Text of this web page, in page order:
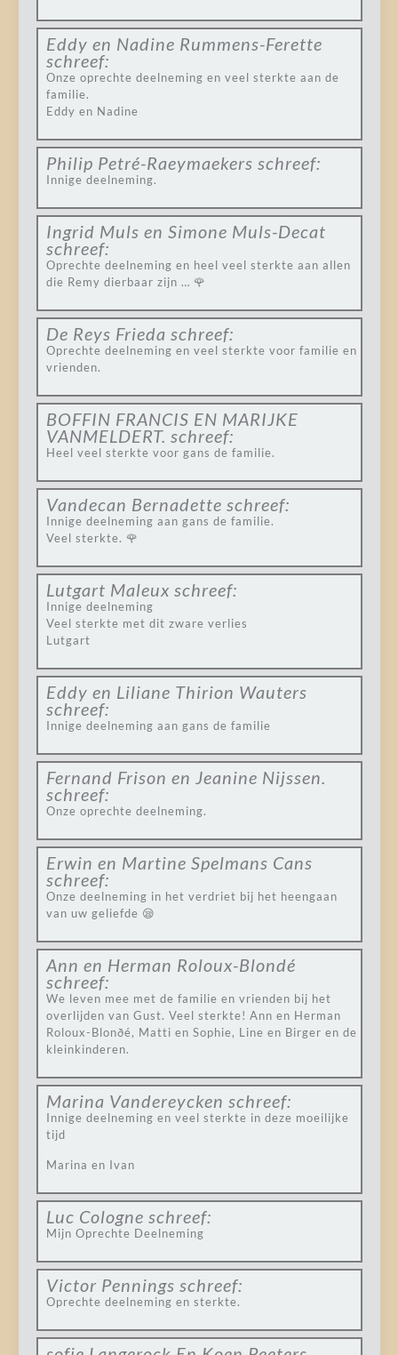
Eddy en Nadine Rummens-Ferette
schreef:
Onze oprechte deelneming en veel sterkte aan de
familie.
Eddy en Nadine
Philip Petré-Raeymaekers schreef:
Innige deelneming.
Ingrid Muls en Simone Muls-Decat
schreef:
Oprechte deelneming en heel veel sterkte aan allen
die Remy dierbaar zijn … 🌹
De Reys Frieda schreef:
Oprechte deelneming en veel sterkte voor familie en
vrienden.
BOFFIN FRANCIS EN MARIJKE
VANMELDERT. schreef:
Heel veel sterkte voor gans de familie.
Vandecan Bernadette schreef:
Innige deelneming aan gans de familie.
Veel sterkte. 🌹
Lutgart Maleux schreef:
Innige deelneming
Veel sterkte met dit zware verlies
Lutgart
Eddy en Liliane Thirion Wauters
schreef:
Innige deelneming aan gans de familie
Fernand Frison en Jeanine Nijssen.
schreef:
Onze oprechte deelneming.
Erwin en Martine Spelmans Cans
schreef:
Onze deelneming in het verdriet bij het heengaan
van uw geliefde 😪
Ann en Herman Roloux-Blondé
schreef:
We leven mee met de familie en vrienden bij het
overlijden van Gust. Veel sterkte! Ann en Herman
Roloux-Blonðé, Matti en Sophie, Line en Birger en de
kleinkinderen.
Marina Vandereycken schreef:
Innige deelneming en veel sterkte in deze moeilijke
tijd
Marina en Ivan
Luc Cologne schreef:
Mijn Oprechte Deelneming
Victor Pennings schreef:
Oprechte deelneming en sterkte.